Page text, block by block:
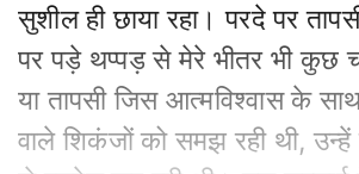
सुशील ही छाया रहा। परदे पर
पर पड़े थप्पड़ से मेरे भीतर भी कुछ
या तापसी जिस आत्मविश्वास के
वाले शिकंजों को समझ रही थी, उन्हें